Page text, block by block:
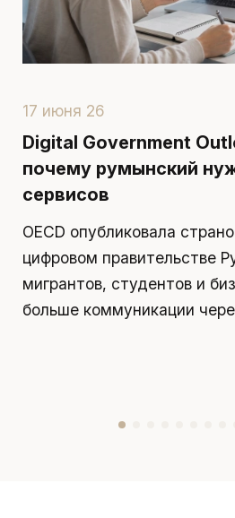
17 июня 26
Digital Government
почему румынский
сервисов
OECD опубликовала
цифровом правительстве
мигрантов, студентов и
больше коммуникации